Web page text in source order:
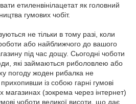
етиленвінілацетат як головний
гумових чобіт.
не тільки в тому разі, коли
або найближчого до вашого
під час дощу. Сьогодні чоботи
які займаються риболовлею або
погоду жоден рибалка не
із собою гарні гумові
магазинах (зокрема через інтернет)
чоботи великої висоти, що дає